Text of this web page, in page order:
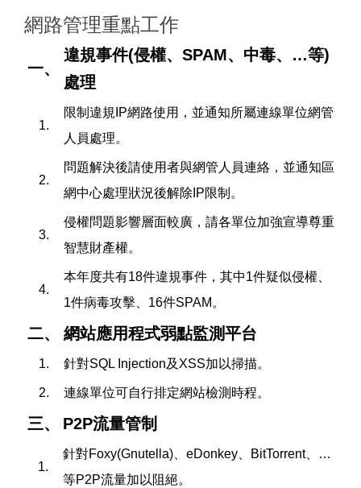
網路管理重點工作
一、
違規事件(侵權、SPAM、中毒、…等)
處理
1.
限制違規IP網路使用，並通知所屬連線單位網管
人員處理。
2.
問題解決後請使用者與網管人員連絡，並通知區
網中心處理狀況後解除IP限制。
3.
侵權問題影響層面較廣，請各單位加強宣導尊重
智慧財產權。
4.
本年度共有18件違規事件，其中1件疑似侵權、
1件病毒攻擊、16件SPAM。
二、 網站應用程式弱點監測平台
1. 針對SQL Injection及XSS加以掃描。
2. 連線單位可自行排定網站檢測時程。
三、 P2P流量管制
1.
針對Foxy(Gnutella)、eDonkey、BitTorrent、…
等P2P流量加以阻絕。